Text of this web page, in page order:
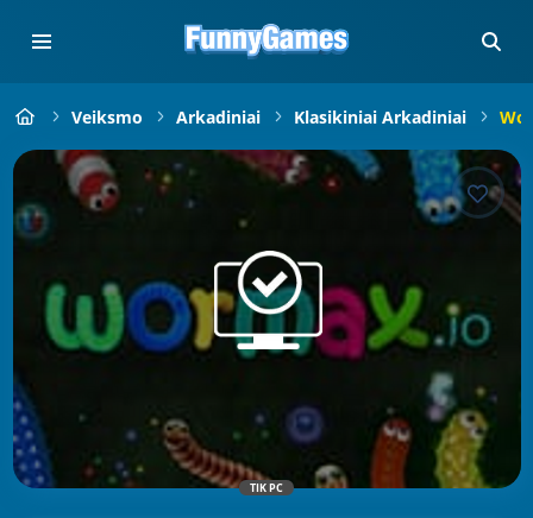
Veiksmo Arkadiniai Klasikiniai Arkadiniai
TIK PC